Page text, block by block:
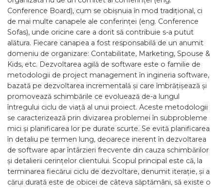
Conference Board), cum se obișnuia în mod tradițional, ci
de mai multe canapele ale conferinței (eng. Conference
Sofas), unde oricine care a dorit să contribuie s-a putut
alătura. Fiecare canapea a fost responsabilă de un anumit
domeniu de organizare: Contabilitate, Marketing, Spouse &
Kids, etc. Dezvoltarea agilă de software este o familie de
metodologii de project management în ingineria software,
bazată pe dezvoltarea incrementală și care îmbrățișează și
promovează schimbările ce evoluează de-a lungul
întregului ciclu de viață al unui proiect. Aceste metodologii
se caracterizează prin divizarea problemei în subprobleme
mici și planificarea lor pe durate scurte. Se evită planificarea
în detaliu pe termen lung, deoarece inerent în dezvoltarea
de software apar întârzieri frecvente din cauza schimbărilor
și detalierii cerințelor clientului. Scopul principal este că, la
terminarea fiecărui ciclu de dezvoltare, denumit iterație, și a
cărui durată este de obicei de câteva săptămâni, să existe o